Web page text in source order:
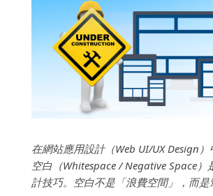
在網站應用設計（Web UI/UX Design
空白（Whitespace / Negative Space）
計技巧。空白不是「浪費空間」，而